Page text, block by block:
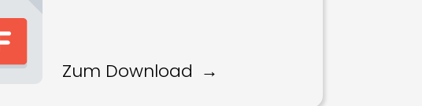
Zum Download